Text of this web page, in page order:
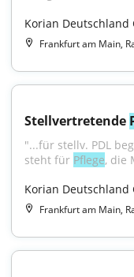
Korian Deutschland
Frankfurt am Main,
Stellvertretende
"...für stellv. PDL
steht für Pflege, die
Korian Deutschland
Frankfurt am Main,